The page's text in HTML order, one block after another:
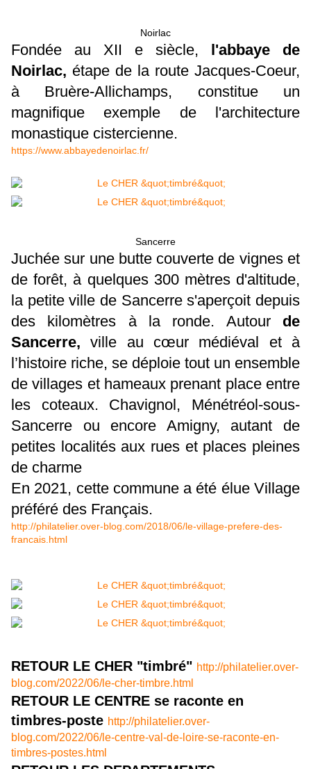
Noirlac
Fondée au XII e siècle, l'abbaye de
Noirlac, étape de la route Jacques-Coeur,
à Bruère-Allichamps, constitue un
magnifique exemple de l'architecture
monastique cistercienne.
https://www.abbayedenoirlac.fr/
Sancerre
Juchée sur une butte couverte de vignes et
de forêt, à quelques 300 mètres d'altitude,
la petite ville de Sancerre s'aperçoit depuis
des kilomètres à la ronde. Autourde
Sancerre, ville au cœur médiéval et à
l’histoire riche, se déploie tout un ensemble
de villages et hameaux prenant place entre
les coteaux. Chavignol, Ménétréol-sous-
Sancerre ou encore Amigny, autant de
petites localités aux rues et places pleines
de charme
En 2021, cette commune a été élue Village
préféré des Français.
http://philatelier.over-blog.com/2018/06/le-village-prefere-des-
francais.html
RETOUR LE CHER "timbré" http://philatelier.over-
blog.com/2022/06/le-cher-timbre.html
RETOUR LE CENTRE se raconte en
timbres-poste http://philatelier.over-
blog.com/2022/06/le-centre-val-de-loire-se-raconte-en-
timbres-postes.html